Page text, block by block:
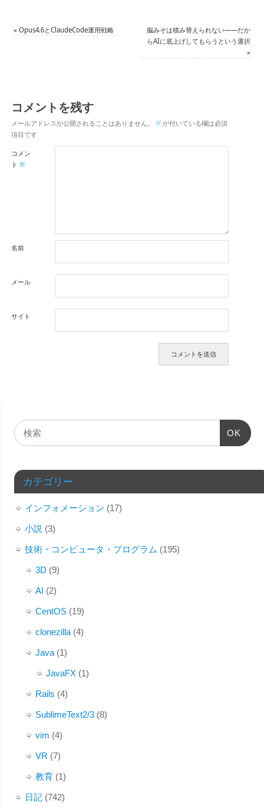
« Opus4.6とClaudeCode運用戦略
脳みそは積み替えられない――だか
らAIに底上げしてもらうという選択
»
コメントを残す
メールアドレスが公開されることはありません。 ※が付いている欄は必須
項目です
コメン
ト ※
名前
メール
サイト
OK
カテゴリー
インフォメーション (17)
小説 (3)
技術・コンピュータ・プログラム (195)
3D (9)
AI (2)
CentOS(19)
clonezilla(4)
Java(1)
JavaFX(1)
Rails (4)
SublimeText2/3(8)
vim (4)
VR (7)
教育(1)
日記(742)